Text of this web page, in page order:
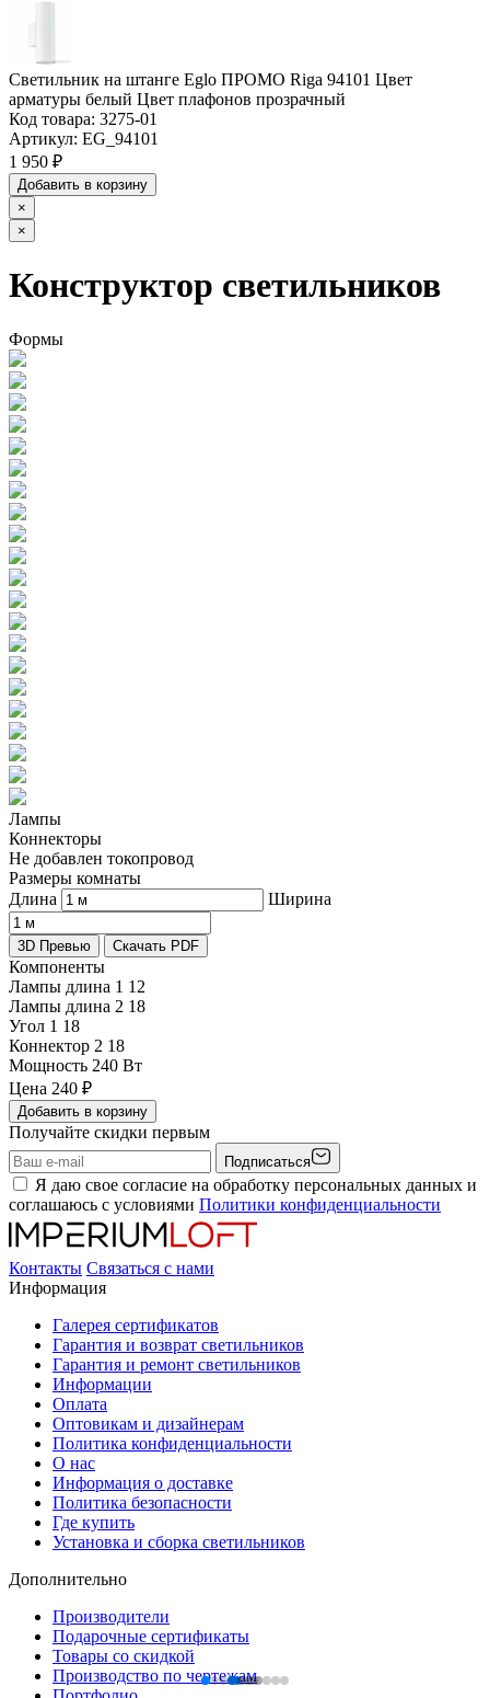
Светильник на штанге Eglo ПРОМО Riga 94101 Цвет
арматуры белый Цвет плафонов прозрачный
Код товара: 3275-01
Артикул: EG_94101
1 950 ₽
Добавить в корзину
×
×
Конструктор светильников
Формы
Лампы
Коннекторы
Не добавлен токопровод
Размеры комнаты
Длина
Ширина
3D Превью Скачать PDF
Компоненты
Лампы длина 1 12
Лампы длина 2 18
Угол 1 18
Коннектор 2 18
Мощность 240 Вт
Цена 240 ₽
Добавить в корзину
Получайте скидки первым
Подписаться
Я даю свое согласие на обработку персональных данных и
соглашаюсь с условиями Политики конфиденциальности
Контакты Связаться с нами
Информация
Галерея сертификатов
Гарантия и возврат светильников
Гарантия и ремонт светильников
Информации
Оплата
Оптовикам и дизайнерам
Политика конфиденциальности
О нас
Информация о доставке
Политика безопасности
Где купить
Установка и сборка светильников
Дополнительно
Производители
Подарочные сертификаты
Товары со скидкой
Производство по чертежам